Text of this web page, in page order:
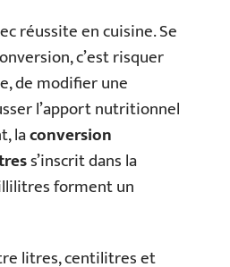
réussite en cuisine. Se
c’est risquer
de modifier une
l’apport nutritionnel
laconversion
s’inscrit dans la
forment un
litres, centilitres et